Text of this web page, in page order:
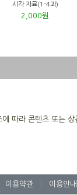
시각 자료(1-4과)
2,000원
따라 콘텐츠 또는
이용약관 이용안내